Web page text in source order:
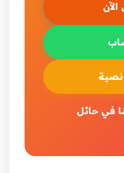
نصية
في حائل